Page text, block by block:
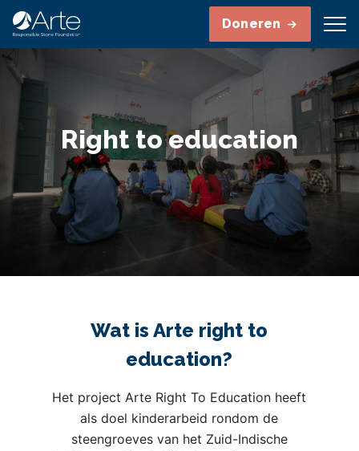
Doneren
Right to education
Wat is Arte right to
education?
Het project Arte Right To Education heeft
als doel kinderarbeid rondom de
steengroeves van het Zuid-Indische